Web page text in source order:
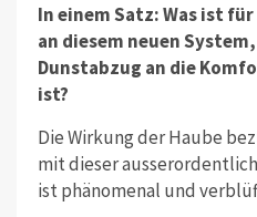
In einem Satz: Was ist
an diesem neuen
Dunstabzug an die
ist?
Die Wirkung der Haube
mit dieser
ist phänomenal und